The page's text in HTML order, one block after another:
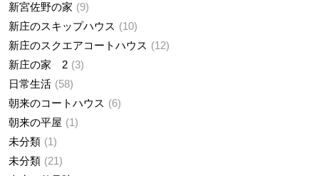
新宮佐野の家
9
新庄のスキップハウス
10
新庄のスクエアコートハウス
12
新庄の家 2 3
日常生活
58
朝来のコートハウス
6
朝来の平屋
1
未分類
1
未分類
21